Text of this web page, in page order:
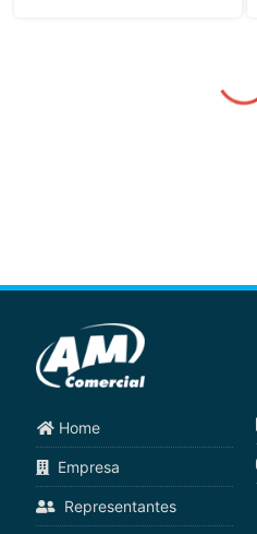
Home
Empresa
Representantes